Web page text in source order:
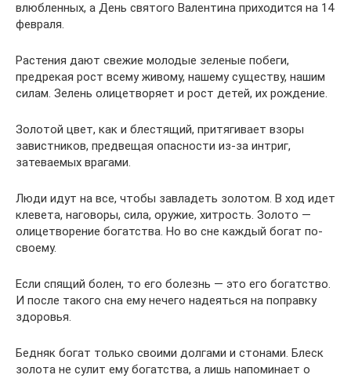
влюбленных, а День святого Валентина приходится на 14
февраля.
Растения дают свежие молодые зеленые побеги,
предрекая рост всему живому, нашему существу, нашим
силам. Зелень олицетворяет и рост детей, их рождение.
Золотой цвет, как и блестящий, притягивает взоры
завистников, предвещая опасности из-за интриг,
затеваемых врагами.
Люди идут на все, чтобы завладеть золотом. В ход идет
клевета, наговоры, сила, оружие, хитрость. Золото —
олицетворение богатства. Но во сне каждый богат по-
своему.
Если спящий болен, то его болезнь — это его богатство.
И после такого сна ему нечего надеяться на поправку
здоровья.
Бедняк богат только своими долгами и стонами. Блеск
золота не сулит ему богатства, а лишь напоминает о